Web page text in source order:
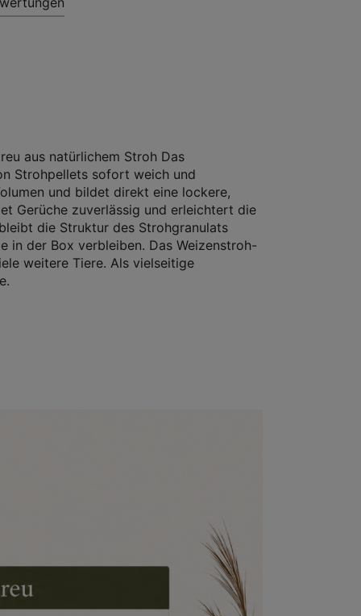
aus natürlichem Stroh Das
Strohpellets sofort weich und
und bildet direkt eine lockere,
Gerüche zuverlässig und erleichtert die
die Struktur des Strohgranulats
in der Box verbleiben. Das Weizenstroh-
weitere Tiere. Als vielseitige